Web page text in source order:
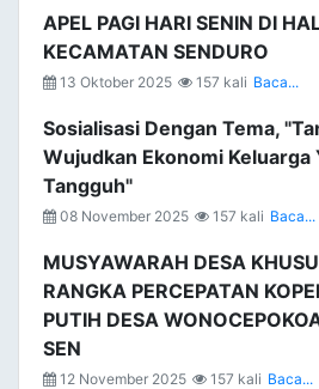
APEL PAGI HARI SENIN DI
KECAMATAN SENDURO
13 Oktober 2025 157 kali Baca...
Sosialisasi Dengan Tema,
Wujudkan Ekonomi Keluarga
Tangguh"
08 November 2025 157 kali Baca...
MUSYAWARAH DESA
RANGKA PERCEPATAN
PUTIH DESA
SEN
12 November 2025 157 kali Baca...